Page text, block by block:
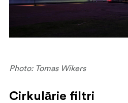
Photo: Tomas Wikers
Cirkulārie filtri